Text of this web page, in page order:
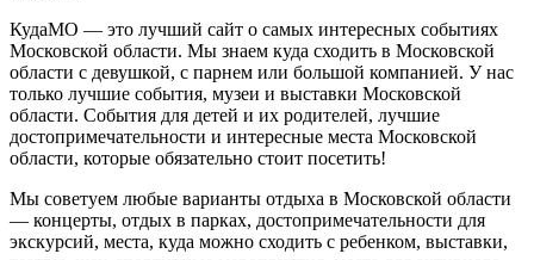
КудаМО — это лучший сайт о самых интересных событиях
Московской области. Мы знаем куда сходить в Московской
области с девушкой, с парнем или большой компанией. У нас
только лучшие события, музеи и выставки Московской
области. События для детей и их родителей, лучшие
достопримечательности и интересные места Московской
области, которые обязательно стоит посетить!
Мы советуем любые варианты отдыха в Московской области
— концерты, отдых в парках, достопримечательности для
экскурсий, места, куда можно сходить с ребенком, выставки,